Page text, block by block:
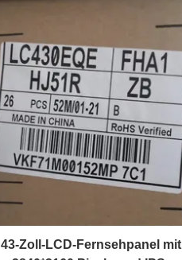
43-Zoll-LCD-Fernsehpanel mit